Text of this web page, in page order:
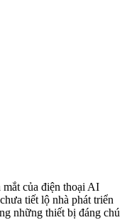
của điện thoại AI
tiết lộ nhà phát triển
những thiết bị đáng chú